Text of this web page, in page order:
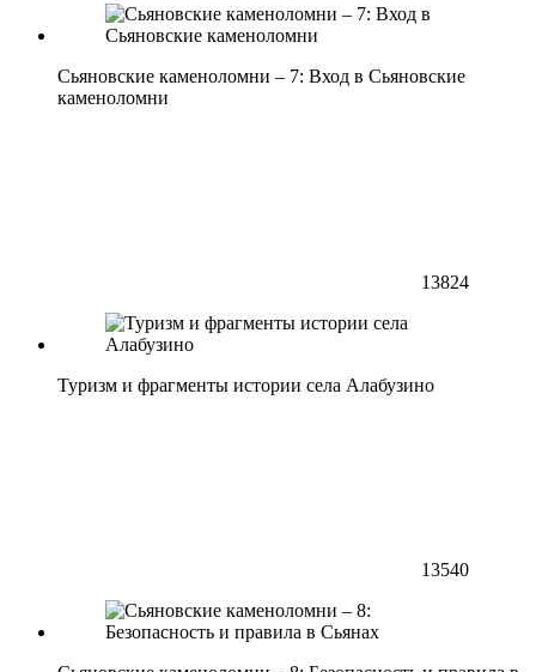
Сьяновские каменоломни – 7: Вход в Сьяновские
каменоломни
13824
Туризм и фрагменты истории села Алабузино
13540